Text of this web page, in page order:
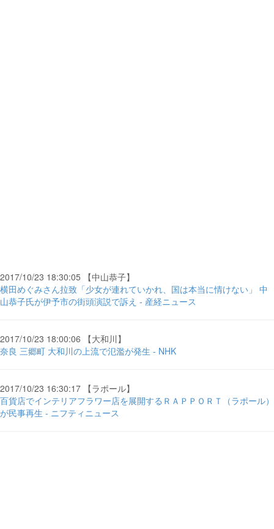
2017/10/23 18:30:05 【中山恭子】
横田めぐみさん拉致「少女が連れていかれ、国は本当に情けない」 中
山恭子氏が伊予市の街頭演説で訴え - 産経ニュース
2017/10/23 18:00:06 【大和川】
奈良 三郷町 大和川の上流で氾濫が発生 - NHK
2017/10/23 16:30:17 【ラポール】
百貨店でインテリアフラワー店を展開するＲＡＰＰＯＲＴ（ラポール）
が民事再生 - ニフティニュース